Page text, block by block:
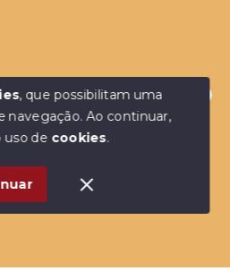
aqui que começa seu sonho!
posso te ajudar?
Imóveis - Todos os
, que possibilitam uma
navegação.Ao continuar,
uso de cookies.